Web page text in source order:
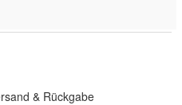
& Rückgabe